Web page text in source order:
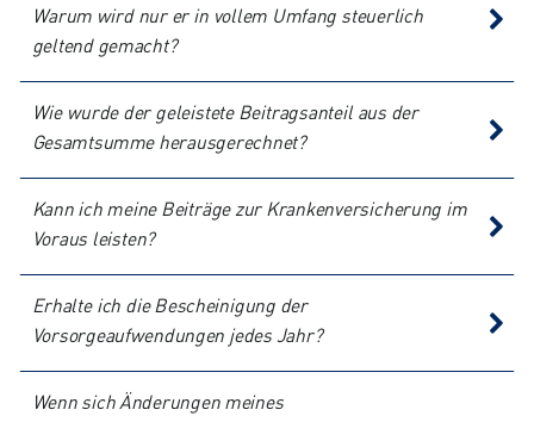
Warum wird nur er in vollem Umfang steuerlich
geltend gemacht?
Wie wurde der geleistete Beitragsanteil aus der
Gesamtsumme herausgerechnet?
Kann ich meine Beiträge zur Krankenversicherung im
Voraus leisten?
Erhalte ich die Bescheinigung der
Vorsorgeaufwendungen jedes Jahr?
Wenn sich Änderungen meines